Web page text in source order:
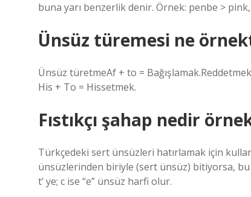
buna yarı benzerlik denir. Örnek: penbe >
Ünsüz türemesi ne
Ünsüz türetmeAf + to =
His + To = Hissetmek.
Fıstıkçı şahap nedir
Türkçedeki sert ünsüzleri hatırlamak için
ünsüzlerinden biriyle (sert ünsüz) bitiyorsa, bu
t’ ye; c ise “e” ünsüz harfi olur.